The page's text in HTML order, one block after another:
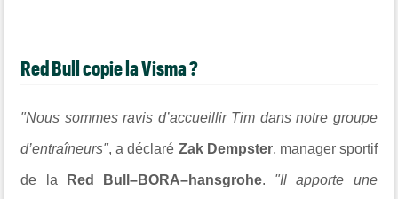
Red Bull copie la Visma ?
"Nous sommes ravis d’accueillir Tim dans notre groupe
d’entraîneurs", a déclaré Zak Dempster, manager sportif
de la Red Bull–BORA–hansgrohe. "Il apporte une